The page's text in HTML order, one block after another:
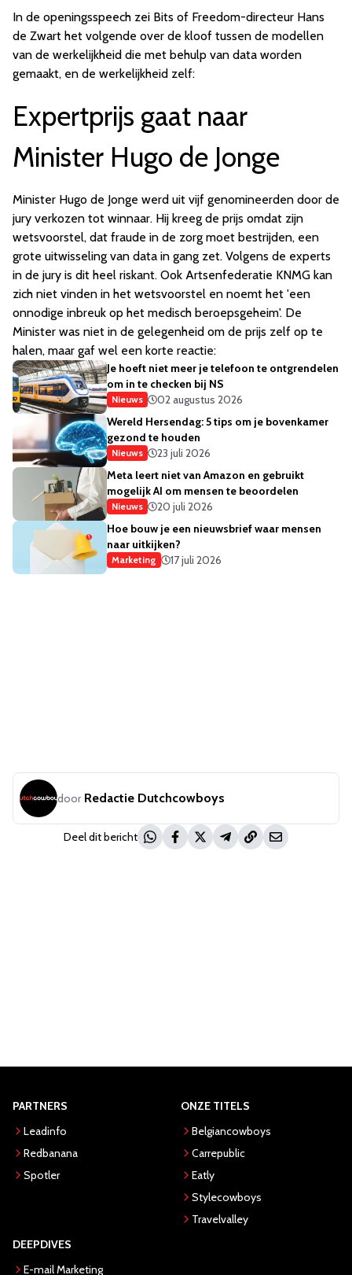
In de openingsspeech zei Bits of Freedom-directeur Hans
de Zwart het volgende over de kloof tussen de modellen
van de werkelijkheid die met behulp van data worden
gemaakt, en de werkelijkheid zelf:
Expertprijs gaat naar
Minister Hugo de Jonge
Minister Hugo de Jonge werd uit vijf genomineerden door de
jury verkozen tot winnaar. Hij kreeg de prijs omdat zijn
wetsvoorstel, dat fraude in de zorg moet bestrijden, een
grote uitwisseling van data in gang zet. Volgens de experts
in de jury is dit heel riskant. Ook Artsenfederatie KNMG kan
zich niet vinden in het wetsvoorstel en noemt het 'een
onnodige inbreuk op het medisch beroepsgeheim'. De
Minister was niet in de gelegenheid om de prijs zelf op te
halen, maar gaf wel een korte reactie:
Je hoeft niet meer je telefoon te ontgrendelen
om in te checken bij NS
Nieuws
02 augustus 2026
Wereld Hersendag: 5 tips om je bovenkamer
gezond te houden
Nieuws
23 juli 2026
Meta leert niet van Amazon en gebruikt
mogelijk AI om mensen te beoordelen
Nieuws
20 juli 2026
Hoe bouw je een nieuwsbrief waar mensen
naar uitkijken?
Marketing 17 juli 2026
door Redactie Dutchcowboys
Deel dit bericht
PARTNERS
Leadinfo
Redbanana
Spotler
ONZE TITELS
Belgiancowboys
Carrepublic
Eatly
Stylecowboys
Travelvalley
DEEPDIVES
E-mail Marketing